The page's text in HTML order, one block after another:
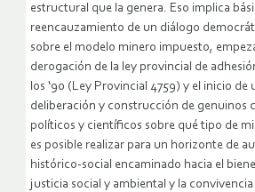
estructural que la genera. Eso implica
reencauzamiento de un diálogo
sobre el modelo minero impuesto,
derogación de la ley provincial de
los ‘90 (Ley Provincial 4759) y el inicio de
deliberación y construcción de genuinos
políticos y científicos sobre qué tipo de
es posible realizar para un horizonte de
histórico-social encaminado hacia el
justicia social y ambiental y la